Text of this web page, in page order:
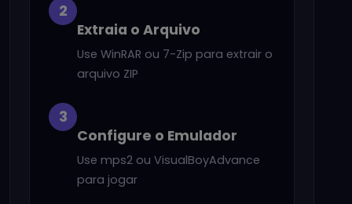
2
Extraia o Arquivo
Use WinRAR ou 7-Zip para extrair o
arquivo ZIP
3
Configure o Emulador
Use mps2 ou VisualBoyAdvance
para jogar